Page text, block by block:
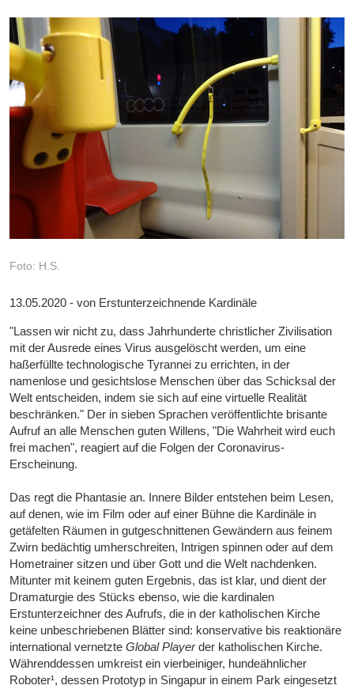
Foto: H.S.
13.05.2020 - von Erstunterzeichnende Kardinäle
"Lassen wir nicht zu, dass Jahrhunderte christlicher Zivilisation
mit der Ausrede eines Virus ausgelöscht werden, um eine
haßerfüllte technologische Tyrannei zu errichten, in der
namenlose und gesichtslose Menschen über das Schicksal der
Welt entscheiden, indem sie sich auf eine virtuelle Realität
beschränken." Der in sieben Sprachen veröffentlichte brisante
Aufruf an alle Menschen guten Willens, "Die Wahrheit wird euch
frei machen", reagiert auf die Folgen der Coronavirus-
Erscheinung.
Das regt die Phantasie an. Innere Bilder entstehen beim Lesen,
auf denen, wie im Film oder auf einer Bühne die Kardinäle in
getäfelten Räumen in gutgeschnittenen Gewändern aus feinem
Zwirn bedächtig umherschreiten, Intrigen spinnen oder auf dem
Hometrainer sitzen und über Gott und die Welt nachdenken.
Mitunter mit keinem guten Ergebnis, das ist klar, und dient der
Dramaturgie des Stücks ebenso, wie die kardinalen
Erstunterzeichner des Aufrufs, die in der katholischen Kirche
keine unbeschriebenen Blätter sind: konservative bis reaktionäre
international vernetzteGlobal Playerder katholischen Kirche.
Währenddessen umkreist ein vierbeiniger, hundeähnlicher
Roboter¹, dessen Prototyp in Singapur in einem Park eingesetzt